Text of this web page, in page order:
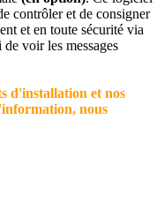
contrôler et de consigner
et en toute sécurité via
voir les messages
d'installation et nos
nous